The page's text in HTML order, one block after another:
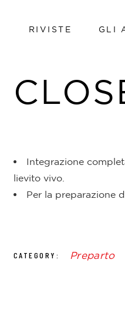
RIVISTE GLI
Integrazione
lievito vivo.
Per la preparazione
CATEGORY: Preparto